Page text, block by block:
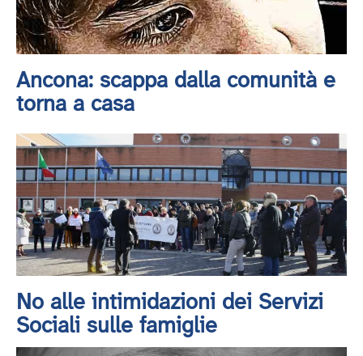
Ancona: scappa dalla comunità e
torna a casa
No alle intimidazioni dei Servizi
Sociali sulle famiglie